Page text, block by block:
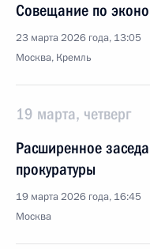
Совещание по
23 марта 2026 года, 13:05
Москва, Кремль
19 марта, четверг
Расширенное
прокуратуры
19 марта 2026 года, 16:45
Москва